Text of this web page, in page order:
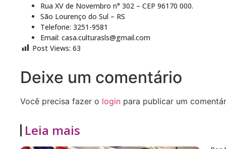
Rua XV de Novembro n° 302 – CEP 96170 000.
São Lourenço do Sul – RS
Telefone: 3251-9581
Email: casa.culturasls@gmail.com
Post Views: 63
Deixe um comentário
Você precisa fazer o login para publicar um
Leia mais